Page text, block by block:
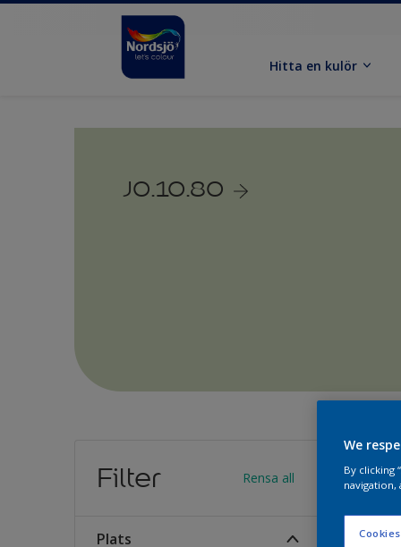
Hitta en kulör
J0.10.80
Filter Rensa all
Plats
We
By clicking
navigation,